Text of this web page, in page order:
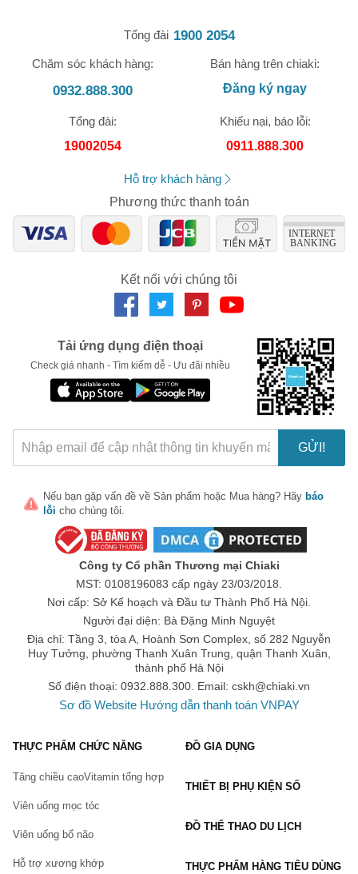
Tổng đài 1900 2054
Chăm sóc khách hàng:
0932.888.300
Bán hàng trên chiaki:
Đăng ký ngay
Tổng đài:
19002054
Khiếu nại, báo lỗi:
0911.888.300
Hỗ trợ khách hàng
Phương thức thanh toán
Kết nối với chúng tôi
Tải ứng dụng điện thoại
Check giá nhanh - Tìm kiếm dễ - Ưu đãi nhiều
GỬI!
Nếu bạn gặp vấn đề về Sản phẩm hoặc Mua hàng? Hãy báo
lỗi cho chúng tôi.
Công ty Cổ phần Thương mại Chiaki
MST: 0108196083 cấp ngày 23/03/2018.
Nơi cấp: Sở Kế hoạch và Đầu tư Thành Phố Hà Nội.
Người đại diện: Bà Đặng Minh Nguyệt
Địa chỉ: Tầng 3, tòa A, Hoành Sơn Complex, số 282 Nguyễn
Huy Tưởng, phường Thanh Xuân Trung, quận Thanh Xuân,
thành phố Hà Nội
Số điện thoại: 0932.888.300. Email: cskh@chiaki.vn
Sơ đồ Website Hướng dẫn thanh toán VNPAY
THỰC PHẨM CHỨC NĂNG
Tăng chiều caoVitamin tổng hợp
Viên uống mọc tóc
Viên uống bổ não
Hỗ trợ xương khớp
ĐỒ GIA DỤNG
THIẾT BỊ PHỤ KIỆN SỐ
ĐỒ THỂ THAO DU LỊCH
THỰC PHẨM HÀNG TIÊU DÙNG
🎁 Đừng Bỏ Lỡ! 🎁
Mã Giảm Giá Dành Riêng Cho Bạn
Giảm ngay- cho bất kỳ đơn hàng nào.
XXX-XXXX
Áp dụng cho đơn hàng từ:
LẤY MÃ NGAY